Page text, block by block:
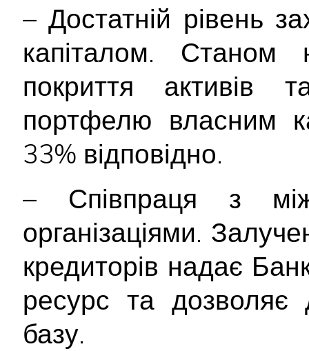
– Достатній рівень
капіталом.
покриття активів
портфелю власним
33% відповідно.
– Співпраця з
організаціями.
кредиторів надає
ресурс та дозволяє
базу.